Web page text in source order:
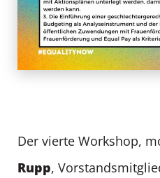
Der vierte Workshop,
Rupp,